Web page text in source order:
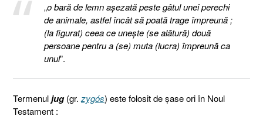
„o bară de lemn așezată peste gâtul unei perechi
de animale, astfel încât să poată trage împreună ;
(la figurat) ceea ce unește (se alătură) două
persoane pentru a (se) muta (lucra) împreună ca
unul”.
Termenuljug (gr. zygós) este folosit de şase ori în Noul
Testament :